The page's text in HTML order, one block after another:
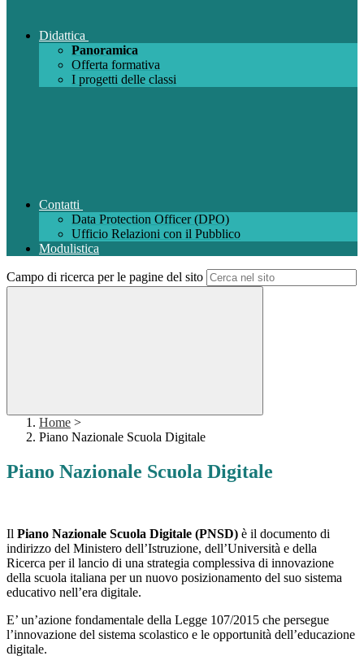
Didattica
Panoramica
Offerta formativa
I progetti delle classi
Contatti
Data Protection Officer (DPO)
Ufficio Relazioni con il Pubblico
Modulistica
Campo di ricerca per le pagine del sito
Home >
Piano Nazionale Scuola Digitale
Piano Nazionale Scuola Digitale
Il Piano Nazionale Scuola Digitale (PNSD) è il documento di
indirizzo del Ministero dell’Istruzione, dell’Università e della
Ricerca per il lancio di una strategia complessiva di innovazione
della scuola italiana per un nuovo posizionamento del suo sistema
educativo nell’era digitale.
E’ un’azione fondamentale della Legge 107/2015 che persegue
l’innovazione del sistema scolastico e le opportunità dell’educazione
digitale.